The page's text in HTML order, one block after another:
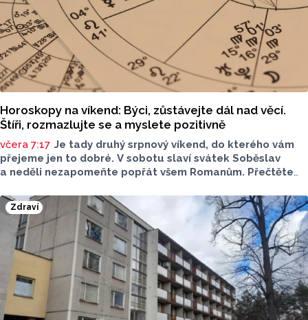
Horoskopy na víkend: Býci, zůstávejte dál nad věcí.
Štíři, rozmazlujte se a myslete pozitivně
včera 7:17 Je tady druhý srpnový víkend, do kterého vám
přejeme jen to dobré. V sobotu slaví svátek Soběslav
a neděli nezapomeňte popřát všem Romanům. Přečtěte
Zdraví